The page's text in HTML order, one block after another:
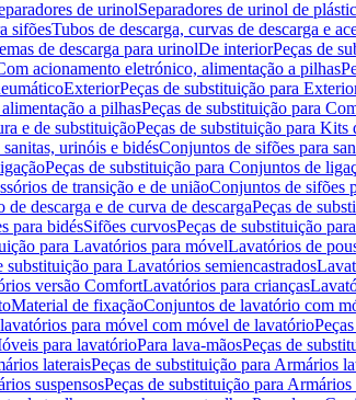
de urinolSeparadores de urinol de
sifõesTubos de descarga, curvas de descarga e
de descarga para urinolDe interiorPeças de
acionamento eletrónico, alimentação a pilhas
ExteriorPeças de substituição para
a pilhasPeças de substituição para
e de substituiçãoPeças de substituição para Kits
urinóis e bidésConjuntos de sifões para
Peças de substituição para Conjuntos de
de transição e de uniãoConjuntos de sifões
de descarga e de curva de descargaPeças de
para bidésSifões curvosPeças de substituição
para Lavatórios para móvelLavatórios de
substituição para Lavatórios semiencastrados
versão ComfortLavatórios para crianças
Material de fixaçãoConjuntos de lavatório com
para móvel com móvel de lavatório
para lavatórioPara lava-mãosPeças de
lateraisPeças de substituição para Armários
suspensosPeças de substituição para Armários